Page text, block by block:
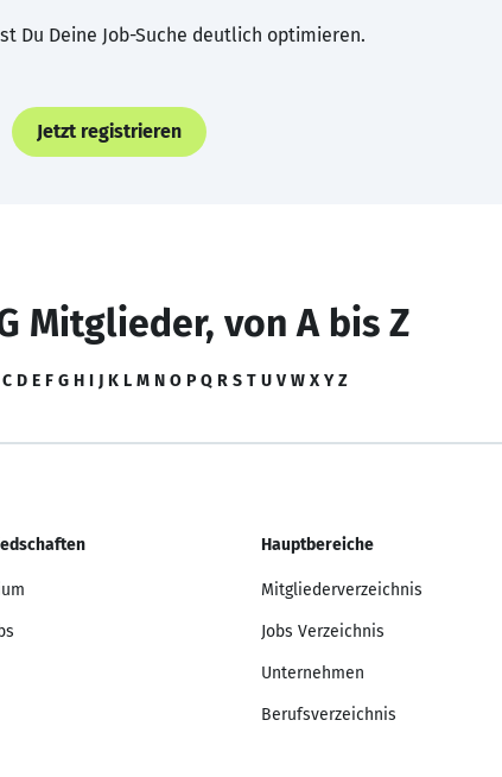
Du Deine Job-Suche deutlich optimieren.
Jetzt registrieren
Mitglieder, von A bis Z
C D E F G H I J K L M N O P Q R S T U V W X Y Z
Hauptbereiche
Mitgliederverzeichnis
Jobs Verzeichnis
Unternehmen
Berufsverzeichnis